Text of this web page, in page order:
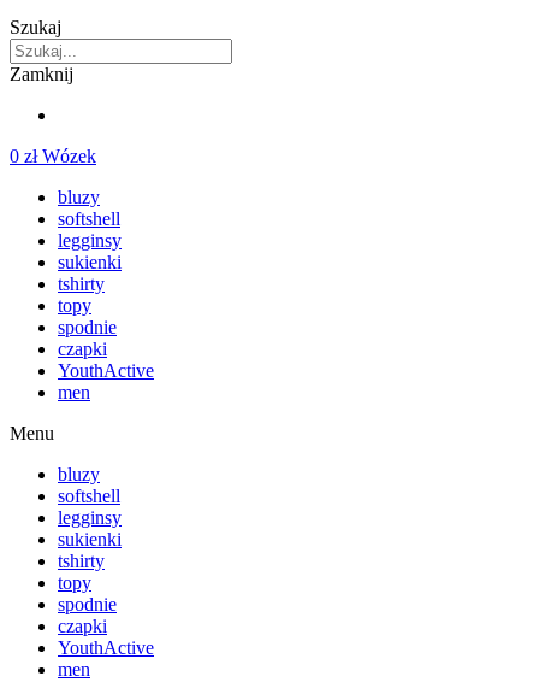
Szukaj
Zamknij
0 zł Wózek
bluzy
softshell
legginsy
sukienki
tshirty
topy
spodnie
czapki
YouthActive
men
Menu
bluzy
softshell
legginsy
sukienki
tshirty
topy
spodnie
czapki
YouthActive
men